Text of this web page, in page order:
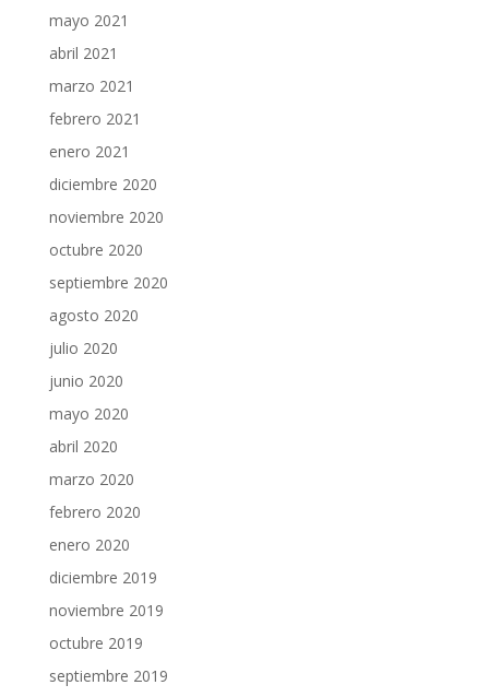
mayo 2021
abril 2021
marzo 2021
febrero 2021
enero 2021
diciembre 2020
noviembre 2020
octubre 2020
septiembre 2020
agosto 2020
julio 2020
junio 2020
mayo 2020
abril 2020
marzo 2020
febrero 2020
enero 2020
diciembre 2019
noviembre 2019
octubre 2019
septiembre 2019